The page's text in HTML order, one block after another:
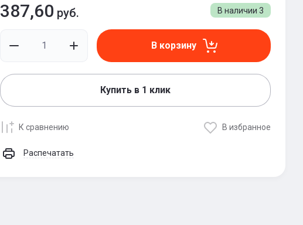
В наличии 3
387,60 руб.
В корзину
Купить в 1 клик
К сравнению В избранное
Распечатать